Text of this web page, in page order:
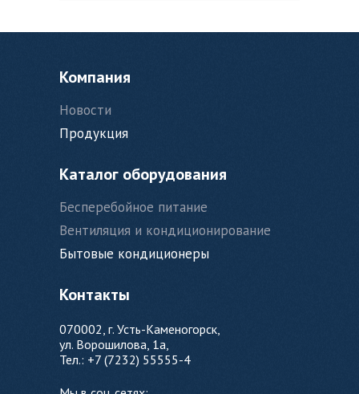
Компания
Новости
Продукция
Каталог оборудования
Бесперебойное питание
Вентиляция и кондиционирование
Бытовые кондиционеры
Контакты
070002, г. Усть-Каменогорск,
ул. Ворошилова, 1а,
Тел.: +7 (7232) 55555-4